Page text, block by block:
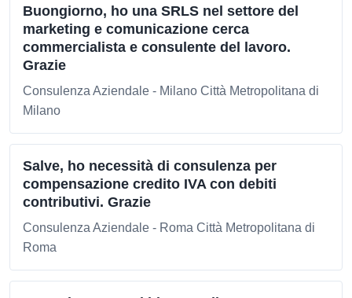
Buongiorno, ho una SRLS nel settore del
marketing e comunicazione cerca
commercialista e consulente del lavoro.
Grazie
Consulenza Aziendale - Milano Città Metropolitana di
Milano
Salve, ho necessità di consulenza per
compensazione credito IVA con debiti
contributivi. Grazie
Consulenza Aziendale - Roma Città Metropolitana di
Roma